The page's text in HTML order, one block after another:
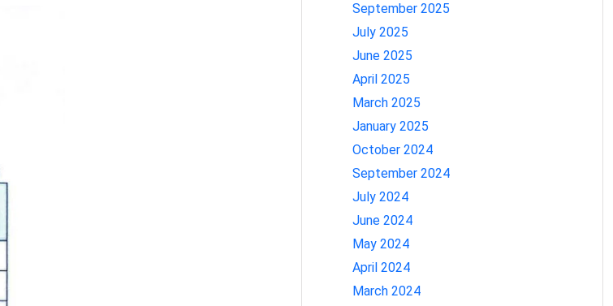
September 2025
July 2025
June 2025
April 2025
March 2025
January 2025
October 2024
September 2024
July 2024
June 2024
May 2024
April 2024
March 2024